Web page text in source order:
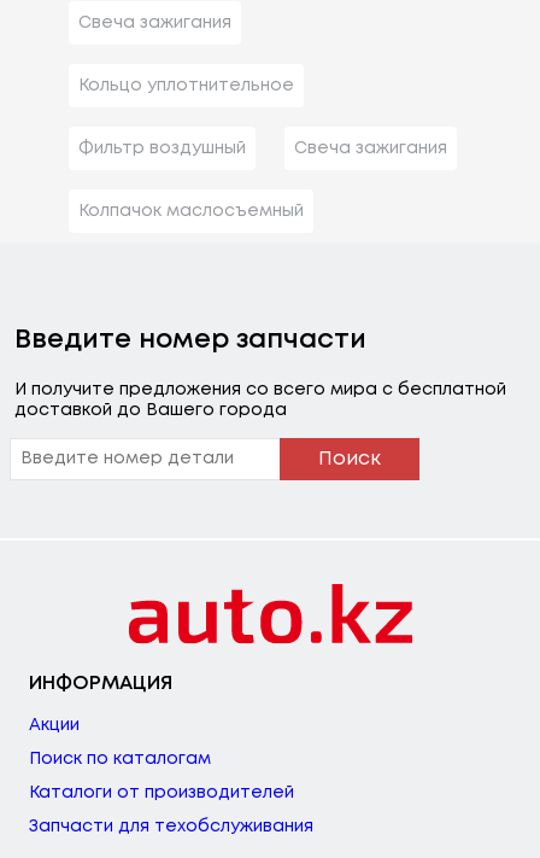
Свеча зажигания
Кольцо уплотнительное
Фильтр воздушный Свеча зажигания
Колпачок маслосъемный
Введите номер запчасти
И получите предложения со всего мира с бесплатной
доставкой до Вашего города
Поиск
ИНФОРМАЦИЯ
Акции
Поиск по каталогам
Каталоги от производителей
Запчасти для техобслуживания